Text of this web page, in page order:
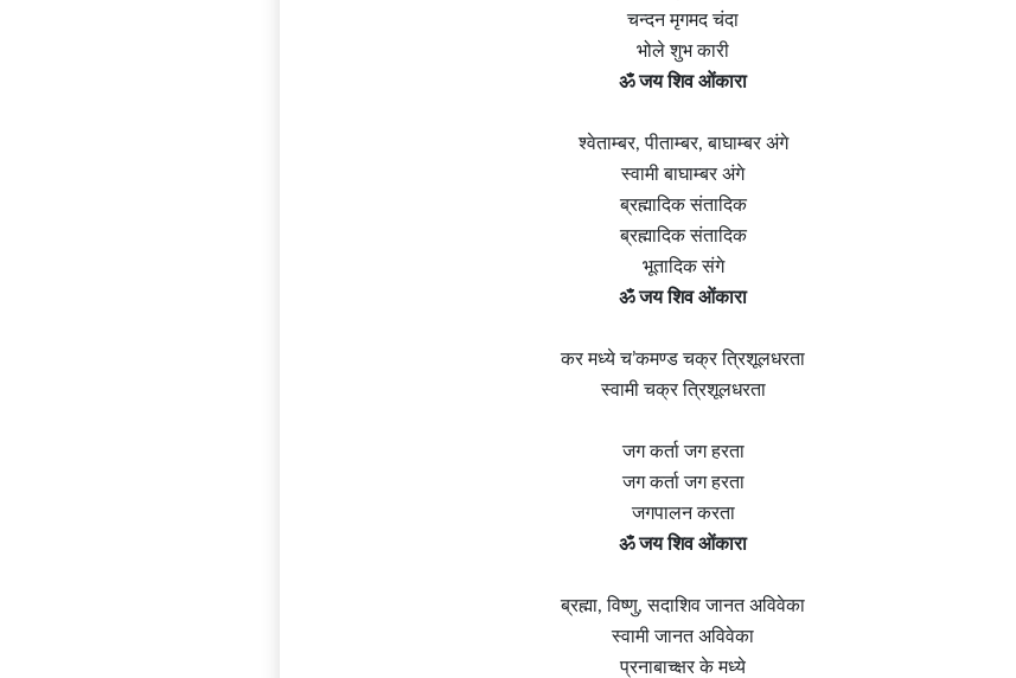
चन्दन मृगमद चंदा
भोले शुभ कारी
ॐ जय शिव ओंकारा
श्वेताम्बर, पीताम्बर, बाघाम्बर अंगे
स्वामी बाघाम्बर अंगे
ब्रह्मादिक संतादिक
ब्रह्मादिक संतादिक
भूतादिक संगे
ॐ जय शिव ओंकारा
कर मध्ये च’कमण्ड चक्र त्रिशूलधरता
स्वामी चक्र त्रिशूलधरता
जग कर्ता जग हरता
जग कर्ता जग हरता
जगपालन करता
ॐ जय शिव ओंकारा
ब्रह्मा, विष्णु, सदाशिव जानत अविवेका
स्वामी जानत अविवेका
प्रनाबाच्क्षर के मध्ये